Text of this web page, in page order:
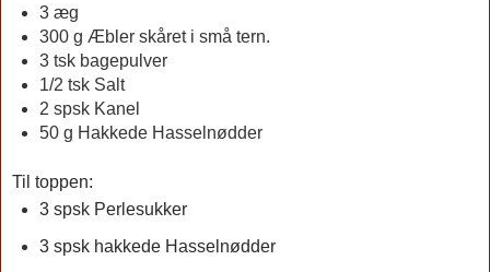
3 æg
300 g Æbler skåret i små tern.
3 tsk bagepulver
1/2 tsk Salt
2 spsk Kanel
50 g Hakkede Hasselnødder
Til toppen:
3 spsk Perlesukker
3 spsk hakkede Hasselnødder